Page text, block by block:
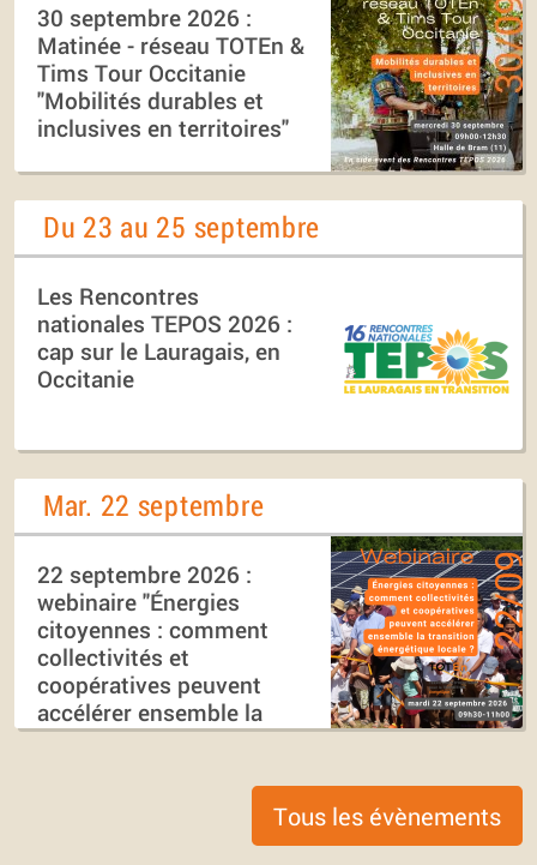
30 septembre 2026 :
Matinée - réseau TOTEn &
Tims Tour Occitanie
"Mobilités durables et
inclusives en territoires"
Du 23 au 25 septembre
Les Rencontres
nationales TEPOS 2026 :
cap sur le Lauragais, en
Occitanie
Mar. 22 septembre
22 septembre 2026 :
webinaire "Énergies
citoyennes : comment
collectivités et
coopératives peuvent
accélérer ensemble la
transition énergétique
Tous les évènements